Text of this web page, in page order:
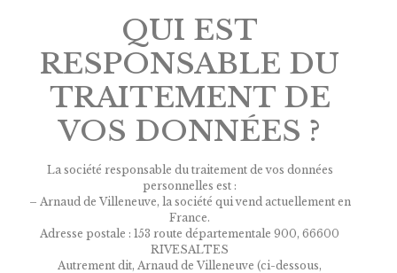
QUI EST
RESPONSABLE DU
TRAITEMENT DE
VOS DONNÉES ?
La société responsable du traitement de vos données
personnelles est :
– Arnaud de Villeneuve, la société qui vend actuellement en
France.
Adresse postale : 153 route départementale 900, 66600
RIVESALTES
Autrement dit, Arnaud de Villeneuve (ci-dessous,